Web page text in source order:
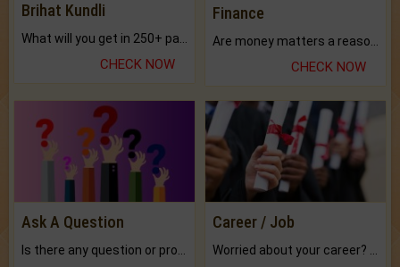
Brihat Kundli
CHECK NOW
Finance
CHECK NOW
Ask A Question Career / Job